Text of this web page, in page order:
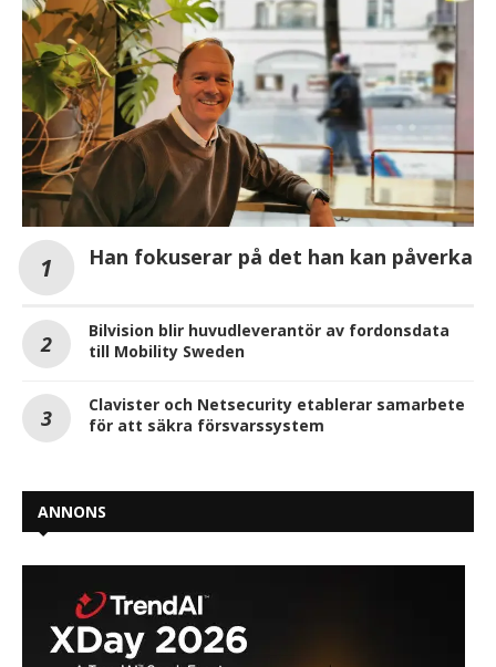
Han fokuserar på det han kan påverka
Bilvision blir huvudleverantör av fordonsdata
till Mobility Sweden
Clavister och Netsecurity etablerar samarbete
för att säkra försvarssystem
ANNONS